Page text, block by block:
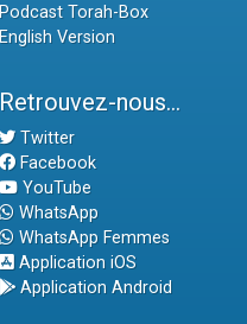
Podcast Torah-Box
English Version
Retrouvez-nous...
Twitter
Facebook
YouTube
WhatsApp
WhatsApp Femmes
Application iOS
Application Android